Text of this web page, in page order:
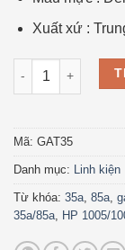
Xuất xứ :
Gạt từ HP 35A/
Mã: GAT35
Danh mục: Linh kiện
Từ khóa: 35a, 85a,
35a/85a, HP 1005/